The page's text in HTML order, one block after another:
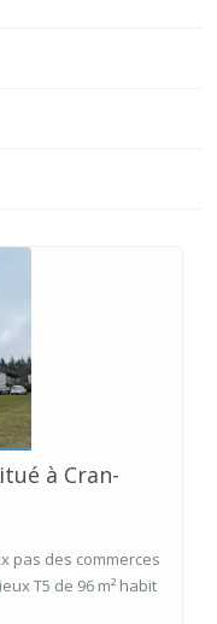
à Cran-
pas des commerces
T5 de 96 m² habit